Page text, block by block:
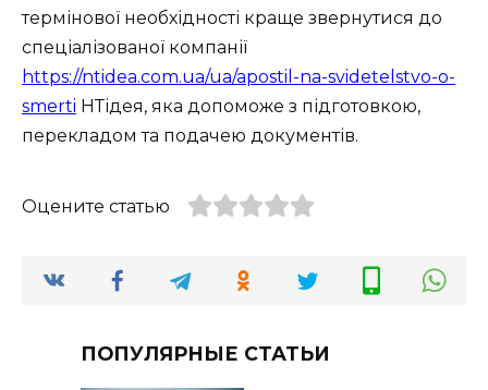
термінової необхідності краще звернутися до
спеціалізованої компанії
https://ntidea.com.ua/ua/apostil-na-svidetelstvo-o-
smerti НТідея, яка допоможе з підготовкою,
перекладом та подачею документів.
Оцените статью
ПОПУЛЯРНЫЕ СТАТЬИ